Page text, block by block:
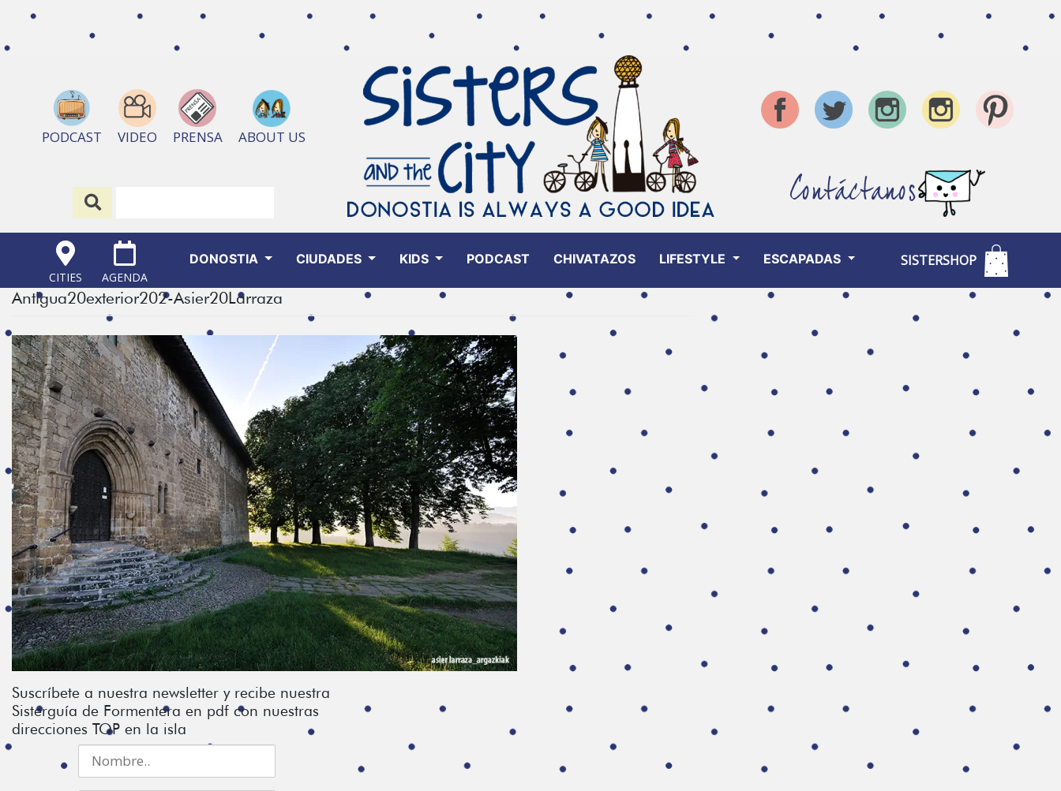
PODCAST VIDEO PRENSA ABOUT US
Contáctanos
CITIES AGENDA
DONOSTIA CIUDADES KIDS PODCAST CHIVATAZOS LIFESTYLE ESCAPADAS SISTERSHOP
Antigua20exterior202-Asier20Larraza
Suscríbete a nuestra newsletter y recibe nuestra
Sisterguía de Formentera en pdf con nuestras
direcciones TOP en la isla